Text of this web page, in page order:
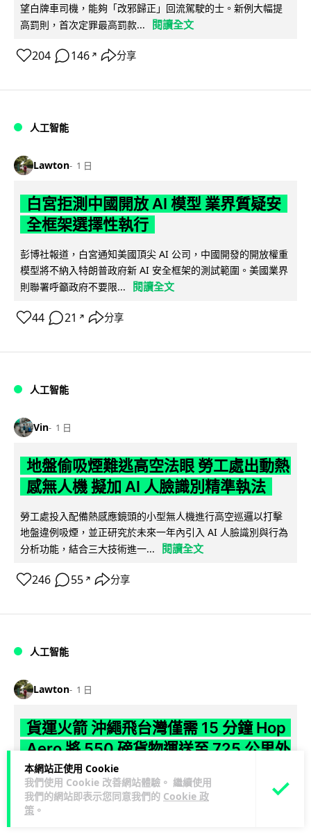
本網站正使用 Cookie
我們使用 Cookie 改善網站體驗。 繼續使用
我們的網站即表示您同意我們的 Cookie 政
策 。
望白牌車司機，能夠「改邪歸正」回流駕駛的士。新例大幅提
高罰則，首次定罪最高罰款...
閱讀全文
204 146 ↗ 分享
人工智能
Lawton 1 日
白宮拒測中國開放 AI 模型 業界質疑安
全框架選擇性執行
彭博社報道，白宮通知美國頂尖 AI 公司，中國開發的開放權重
模型將不納入特朗普政府新 AI 安全框架的測試範圍。美國業界
則聯署呼籲政府不要限...
閱讀全文
44 21 ↗ 分享
人工智能
Vin 1 日
地盤偷吸煙難逃高空法眼 勞工處出動熱
感無人機 擬加 AI 人臉識別精準執法
勞工處投入配備熱感應鏡頭的小型無人機進行高空巡邏以打擊
地盤違例吸煙，並正研究於未來一年內引入 AI 人臉識別與行為
分析功能，結合三大技術進一...
閱讀全文
246 55 ↗ 分享
人工智能
Lawton 1 日
貨運火箭 沖繩飛台灣僅需 15 分鐘 Hop
Aero 將 550 磅貨物運送至 725 公里外
【真正用火箭送貨】美國初創 Hop Aero 公開自動駕駛貨運火
箭，聲稱可在 15 分鐘內將 250 公斤物資投送 750 公里外，並
以沖繩...